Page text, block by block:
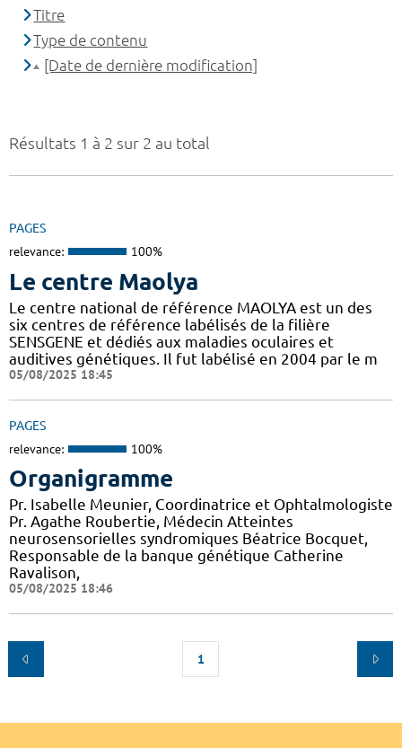
Résultats 1 à 2 sur 2 au total
PAGES
relevance: 100%
Le centre Maolya
Le centre national de référence MAOLYA est un des
six centres de référence labélisés de la filière
SENSGENE et dédiés aux maladies oculaires et
auditives génétiques. Il fut labélisé en 2004 par le m
05/08/2025 18:45
PAGES
relevance: 100%
Organigramme
Pr. Isabelle Meunier, Coordinatrice et Ophtalmologiste
Pr. Agathe Roubertie, Médecin Atteintes
neurosensorielles syndromiques Béatrice Bocquet,
Responsable de la banque génétique Catherine
Ravalison,
05/08/2025 18:46
1
Titre
Type de contenu
[Date de dernière modification]